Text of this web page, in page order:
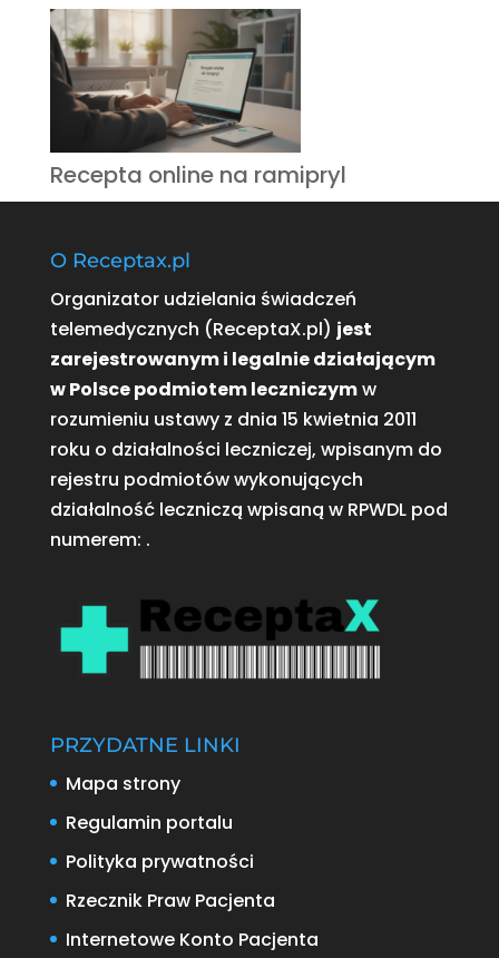
Recepta online na ramipryl
O Receptax.pl
Organizator udzielania świadczeń
telemedycznych (ReceptaX.pl) jest
zarejestrowanym i legalnie działającym
w Polsce podmiotem leczniczymw
rozumieniu ustawy z dnia 15 kwietnia 2011
roku o działalności leczniczej, wpisanym do
rejestru podmiotów wykonujących
działalność leczniczą wpisaną w RPWDL pod
numerem: .
PRZYDATNE LINKI
Mapa strony
Regulamin portalu
Polityka prywatności
Rzecznik Praw Pacjenta
Internetowe Konto Pacjenta